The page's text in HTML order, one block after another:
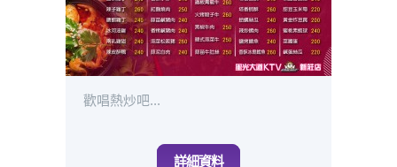
歡唱熱炒吧...
詳細資料